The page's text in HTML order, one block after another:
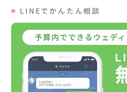
いました。
🌷当日について
・ファーストミートとファミリー
新郎様から新婦様へ、手紙と薔
披露宴で使用するBGMタイトル
LINEでかんたん相談